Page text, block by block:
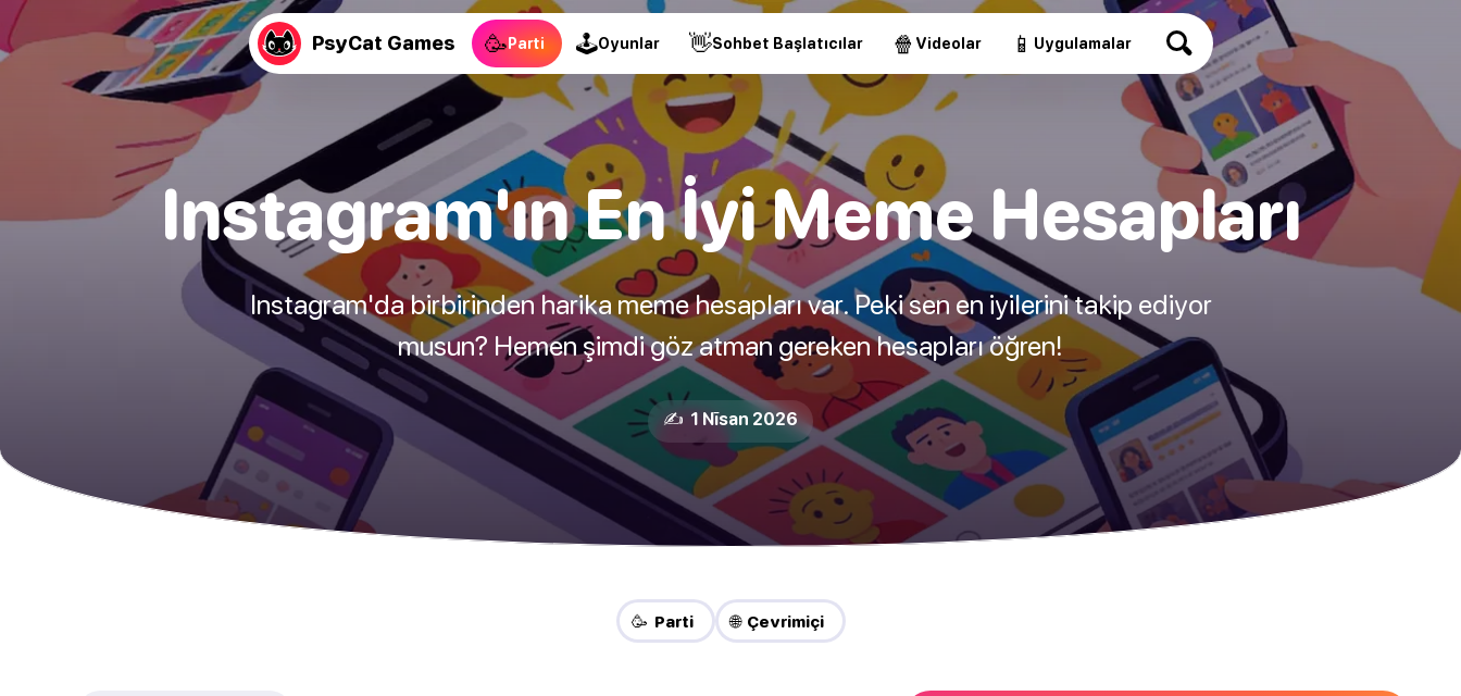
PsyCat Games 🥳Parti 🕹Oyunlar 👋Sohbet Başlatıcılar 🍿 Videolar 📱 Uygulamalar
Instagram'ın En İyi Meme Hesapları
Instagram'da birbirinden harika meme hesapları var. Peki sen en iyilerini takip ediyor
musun? Hemen şimdi göz atman gereken hesapları öğren!
✍️ 1 Nīsan 2026
🥳 Parti 🌐 Çevrimiçi